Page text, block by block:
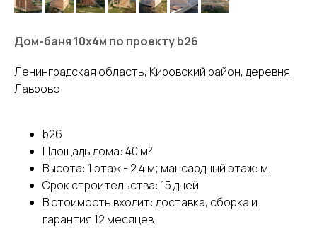
Дом-баня 10х4м по проекту b26
Ленинградская область, Кировский район, деревня
Лаврово
b26
Площадь дома: 40 м²
Высота: 1 этаж - 2.4 м; мансардный этаж: м.
Срок строительства: 15 дней
В стоимость входит: доставка, сборка и
гарантия 12 месяцев.